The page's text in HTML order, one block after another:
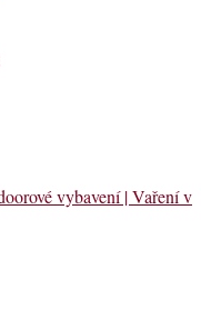
vybavení | Vaření v